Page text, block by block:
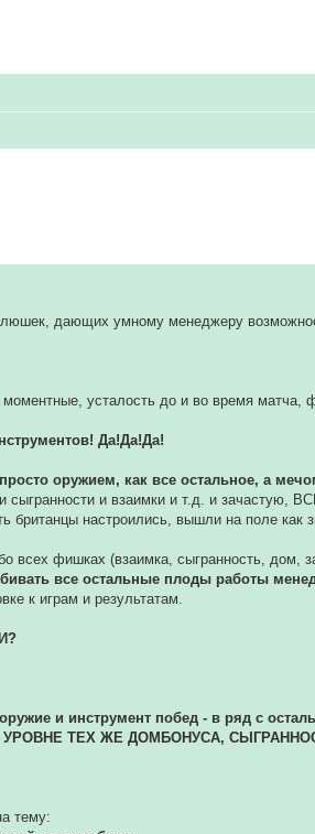
дающих умному менеджеру
усталость до и во время
Да!Да!Да!
оружием, как все остальное, а
сыгранности и взаимки и т.д. и
британцы настроились, вышли на поле
всех фишках (взаимка, сыгранность,
все остальные плоды работы
к играм и результатам.
и инструмент побед - в ряд с
ТЕХ ЖЕ ДОМБОНУСА,
тему: